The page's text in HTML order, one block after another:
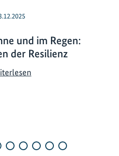
und im Regen:
der Resilienz
U
e